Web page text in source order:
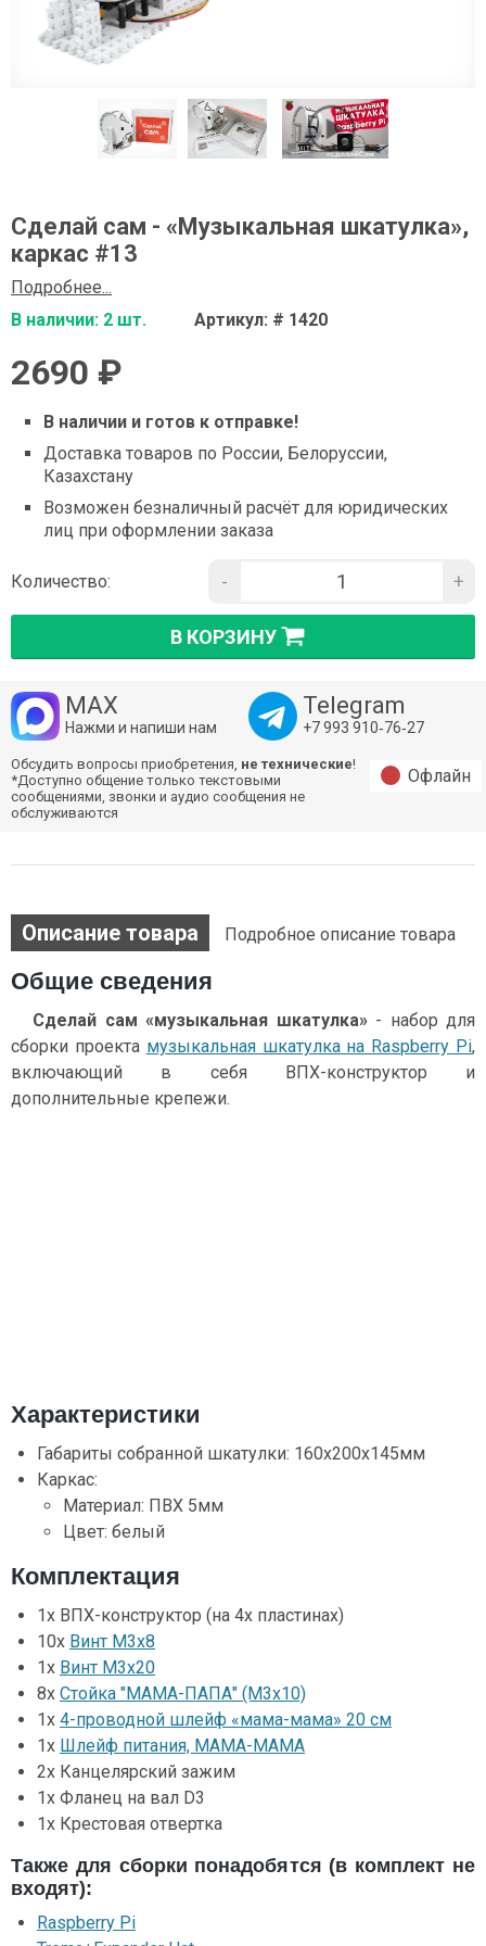
Сделай сам - «Музыкальная шкатулка»,
каркас #13
Подробнее...
В наличии: 2 шт.
Артикул: # 1420
2690 ₽
В наличии и готов к отправке!
Доставка товаров по России, Белоруссии,
Казахстану
Возможен безналичный расчёт для юридических
лиц при оформлении заказа
Количество: - +
В КОРЗИНУ
MAX
Нажми и напиши нам
Telegram
+7 993 910‑76‑27
Обсудить вопросы приобретения, не технические!
*Доступно общение только текстовыми
сообщениями, звонки и аудио сообщения не
обслуживаются
Офлайн
Описание товара Подробное описание товара
Общие сведения
Сделай сам «музыкальная шкатулка»- набор для
сборки проекта музыкальная шкатулка на Raspberry Pi,
включающий в себя ВПХ-конструктор и
дополнительные крепежи.
Характеристики
Габариты собранной шкатулки: 160x200x145мм
Каркас:
Материал: ПВХ 5мм
Цвет: белый
Комплектация
1х ВПХ-конструктор (на 4х пластинах)
10х Винт М3х8
1х Винт М3х20
8х Стойка "МАМА-ПАПА" (М3х10)
1х 4-проводной шлейф «мама-мама» 20 см
1х Шлейф питания, МАМА-МАМА
2х Канцелярский зажим
1х Фланец на вал D3
1х Крестовая отвертка
Также для сборки понадобятся (в комплект не
входят):
Raspberry Pi